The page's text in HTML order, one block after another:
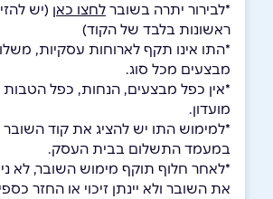
*לבירור יתרה בשובר לחצו כאן
ראשונות בלבד של הקוד)
*התו אינו תקף לארוחות עסקיות,
מבצעים מכל סוג.
*אין כפל מבצעים, הנחות, כפל הטבות
מועדון.
*למימוש התו יש להציג את קוד
במעמד התשלום בבית העסק.
*לאחר חלוף תוקף מימוש השובר, לא
את השובר ולא יינתן זיכוי או החזר כספי